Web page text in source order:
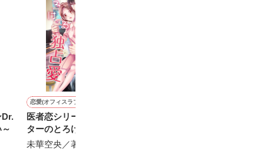
恋愛(オフィスラブ)
医者恋シリーズ 俺様ドク
ターのとろける独占愛
未華空央／著